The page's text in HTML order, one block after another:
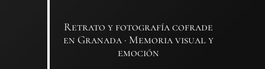
Retrato y fotografía cofrade
en Granada · Memoria visual y
emoción